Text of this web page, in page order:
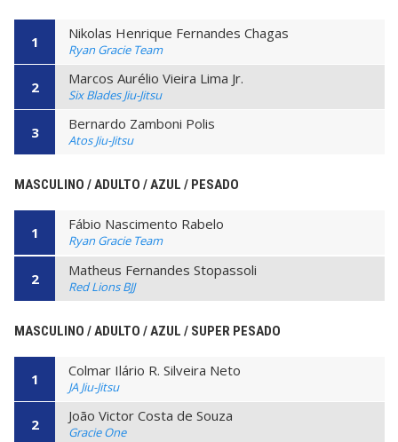
1 Nikolas Henrique Fernandes Chagas
Ryan Gracie Team
2 Marcos Aurélio Vieira Lima Jr.
Six Blades Jiu-Jitsu
3 Bernardo Zamboni Polis
Atos Jiu-Jitsu
MASCULINO / ADULTO / AZUL / PESADO
1 Fábio Nascimento Rabelo
Ryan Gracie Team
2 Matheus Fernandes Stopassoli
Red Lions BJJ
MASCULINO / ADULTO / AZUL / SUPER PESADO
1 Colmar Ilário R. Silveira Neto
JA Jiu-Jitsu
2 João Victor Costa de Souza
Gracie One